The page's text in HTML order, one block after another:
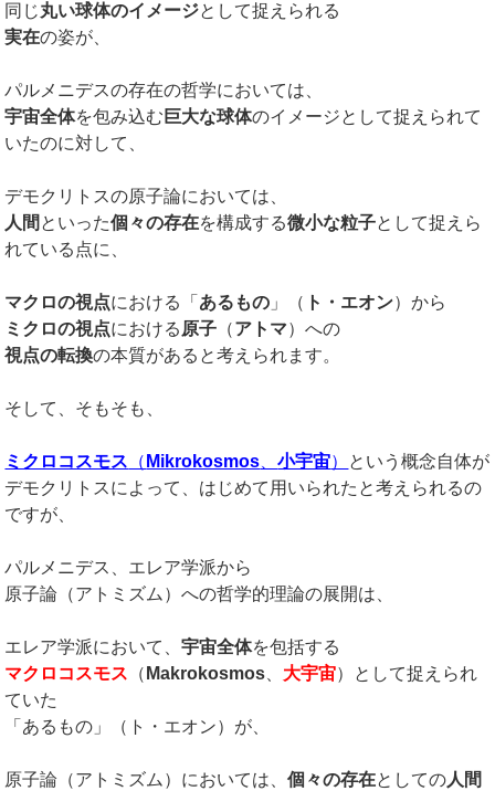
同じ丸い球体のイメージとして捉えられる
実在の姿が、
パルメニデスの存在の哲学においては、
宇宙全体を包み込む 巨大な球体のイメージとして捉えられて
いたのに対して、
デモクリトスの原子論においては、
人間 といった個々の存在を構成する微小な粒子として捉えら
れている点に、
マクロの視点における「 あるもの 」（ ト・エオン）から
ミクロの視点における 原子 （アトマ）への
視点の転換の本質があると考えられます。
そして、そもそも、
ミクロコスモス （ Mikrokosmos 、小宇宙） という概念自体が
デモクリトスによって、はじめて用いられたと考えられるの
ですが、
パルメニデス、エレア学派から
原子論（アトミズム）への哲学的理論の展開は、
エレア学派において、宇宙全体を包括する
マクロコスモス （ Makrokosmos 大宇宙）として捉えられ
ていた
「あるもの」（ト・エオン）が、
原子論（アトミズム）においては、個々の存在としての人間